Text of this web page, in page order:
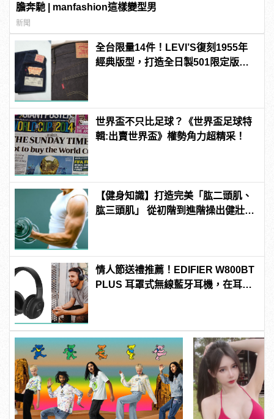
膽奔馳 | manfashion這樣變型男
新聞
全台限量14件！LEVI’S復刻1955年
經典版型，打造全日製501限定版丹
世界盃不只比足球？《世界盃足球特
輯:出賣世界盃》權勢角力超精采！
【健身知識】打造完美「肱二頭肌、
肱三頭肌」 從初階到進階操出健壯手
情人節送禮推薦！EDIFIER W800BT
PLUS 耳罩式無線藍牙耳機，在耳邊